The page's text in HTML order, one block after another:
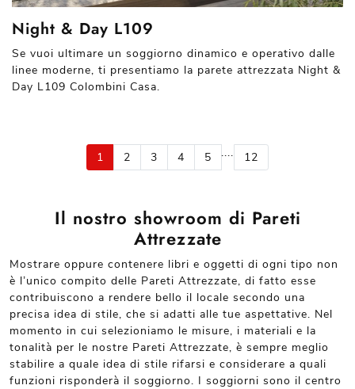
Night & Day L109
Se vuoi ultimare un soggiorno dinamico e operativo dalle
linee moderne, ti presentiamo la parete attrezzata Night &
Day L109 Colombini Casa.
1 2 3 4 5 .... 12
Il nostro showroom di Pareti
Attrezzate
Mostrare oppure contenere libri e oggetti di ogni tipo non
è l’unico compito delle Pareti Attrezzate, di fatto esse
contribuiscono a rendere bello il locale secondo una
precisa idea di stile, che si adatti alle tue aspettative. Nel
momento in cui selezioniamo le misure, i materiali e la
tonalità per le nostre Pareti Attrezzate, è sempre meglio
stabilire a quale idea di stile rifarsi e considerare a quali
funzioni risponderà il soggiorno. I soggiorni sono il centro